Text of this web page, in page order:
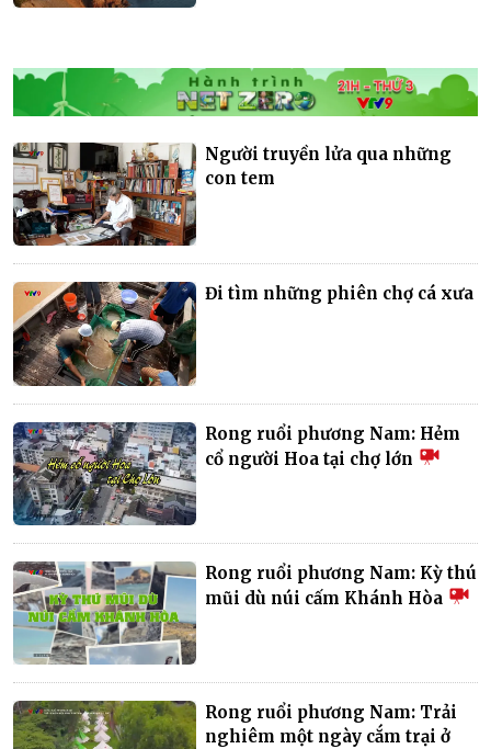
Người truyền lửa qua những
con tem
Đi tìm những phiên chợ cá xưa
Rong ruổi phương Nam: Hẻm
cổ người Hoa tại chợ lớn
Rong ruổi phương Nam: Kỳ thú
mũi dù núi cấm Khánh Hòa
Rong ruổi phương Nam: Trải
nghiêm một ngày cắm trại ở